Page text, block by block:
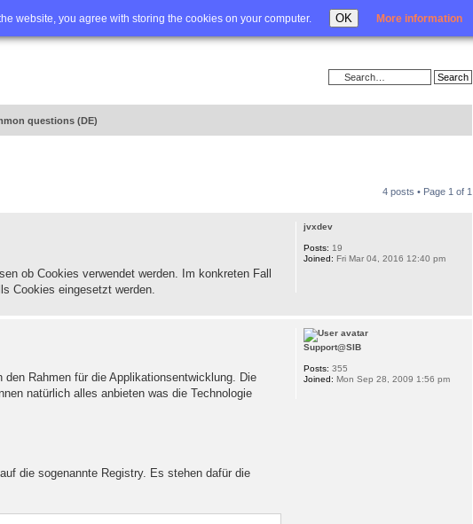
website, you agree with storing the cookies on your computer. OK More information
search Login
questions (DE)
4 posts • Page 1 of 1
ob Cookies verwendet werden. Im konkreten Fall
Cookies eingesetzt werden.
jvxdev
Posts: 19
Joined: Fri Mar 04, 2016 12:40 pm
Rahmen für die Applikationsentwicklung. Die
natürlich alles anbieten was die Technologie
die sogenannte Registry. Es stehen dafür die
Support@SIB
Posts: 355
Joined: Mon Sep 28, 2009 1:56 pm